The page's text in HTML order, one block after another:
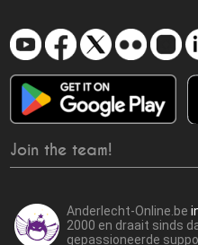
Join the team!
Anderlecht-Online.be
2000 en draait sinds
gepassioneerde